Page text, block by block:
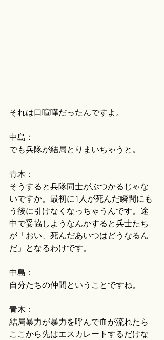
それは口喧嘩だったんですよ。
中島：
でも兵隊が結局とりまいちゃうと。
青木：
そうすると兵隊同士がぶつかるじゃな
いですか。最初に1人が死んだ瞬間にも
う後に引けなくなっちゃうんです。途
中で妥協しようなんかすると兵士たち
が「おい、死んだあいつはどうなるん
だ」となるわけです。
中島：
自分たちの仲間ということですね。
青木：
結局暴力が暴力を呼んで血が流れたら
ここから先はエスカレートするだけな